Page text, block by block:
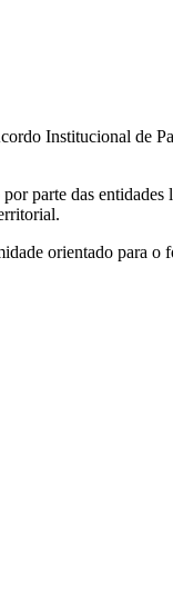
Institucional de
parte das
orientado para